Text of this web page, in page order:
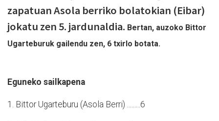
zapatuan Asola berriko bolatokian (Eibar)
jokatu zen 5. jardunaldia. Bertan, auzoko Bittor
Ugarteburuk gailendu zen, 6 txirlo botata.
Eguneko sailkapena
1. Bittor Ugarteburu (Asola Berri) .........6